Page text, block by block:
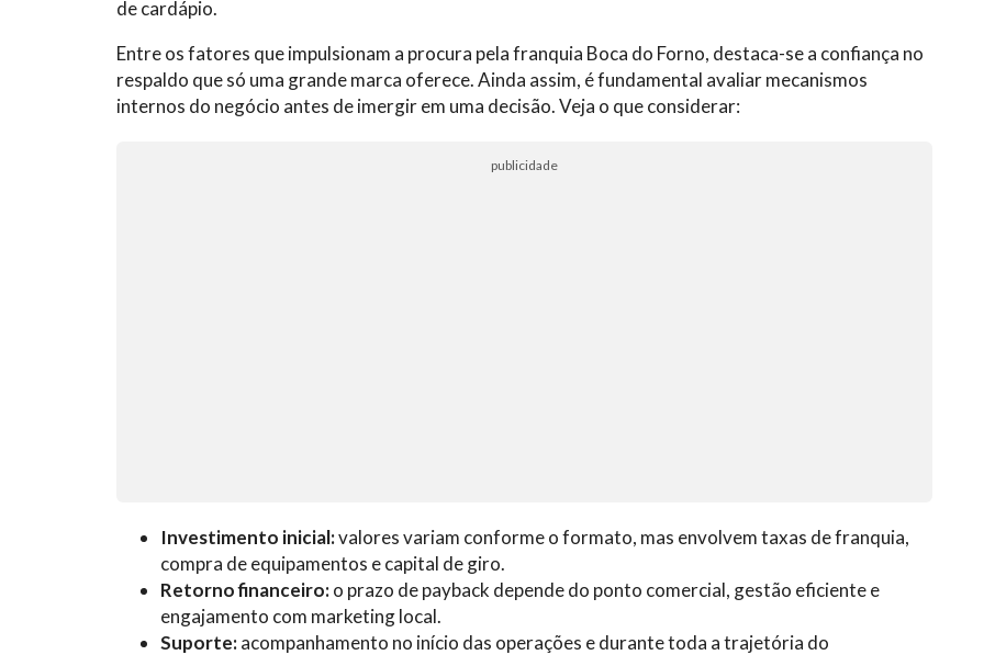
de cardápio.
Entre os fatores que impulsionam a procura pela franquia Boca do Forno, destaca-se a confiança no
respaldo que só uma grande marca oferece. Ainda assim, é fundamental avaliar mecanismos
internos do negócio antes de imergir em uma decisão. Veja o que considerar:
publicidade
Investimento inicial:valores variam conforme o formato, mas envolvem taxas de franquia,
compra de equipamentos e capital de giro.
Retorno financeiro:o prazo de payback depende do ponto comercial, gestão eficiente e
engajamento com marketing local.
Suporte:acompanhamento no início das operações e durante toda a trajetória do